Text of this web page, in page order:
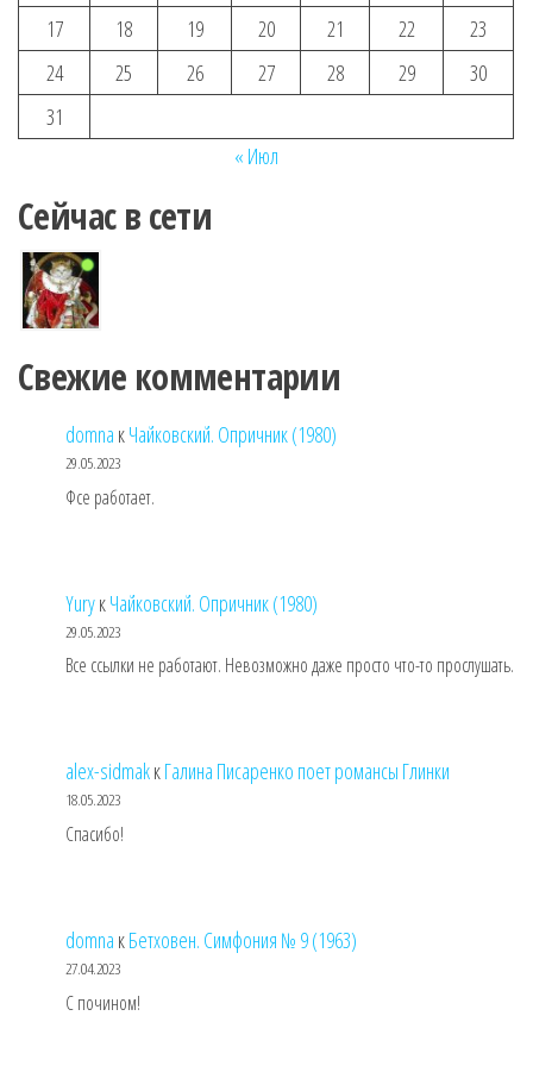
17 18 19 20 21 22
23
24
25 26 27 28 29
30
31
« Июл
Сейчас в сети
Свежие комментарии
domna кЧайковский. Опричник (1980)
29.05.2023
Фсе работает.
YuryкЧайковский. Опричник (1980)
29.05.2023
Все ссылки не работают. Невозможно даже просто что-то прослушать.
alex-sidmakкГалина Писаренко поет романсы Глинки
18.05.2023
Спасибо!
domna кБетховен. Симфония № 9 (1963)
27.04.2023
С почином!